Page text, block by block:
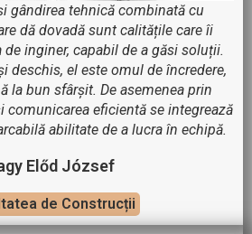
gândirea tehnică combinată cu
dă dovadă sunt calitățile care îi
inginer, capabil de a găsi soluții.
deschis, el este omul de încredere,
la bun sfârșit. De asemenea prin
comunicarea eficientă se integrează
abilitate de a lucra în echipă.
Előd József
de Construcții